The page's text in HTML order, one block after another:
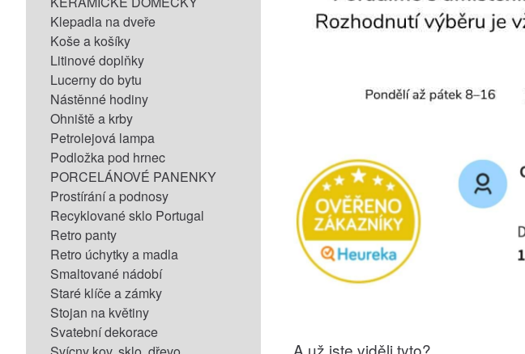
Klepadla na dveře
Koše a košíky
Litinové doplňky
Lucerny do bytu
Nástěnné hodiny
Ohniště a krby
Petrolejová lampa
Podložka pod hrnec
PORCELÁNOVÉ PANENKY
Prostírání a podnosy
Recyklované sklo Portugal
Retro panty
Retro úchytky a madla
Smaltované nádobí
Staré klíče a zámky
Stojan na květiny
Svatební dekorace
A už jste viděli tyto?